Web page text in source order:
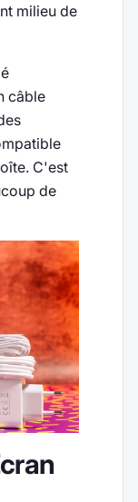
milieu de
câble
C'est
de